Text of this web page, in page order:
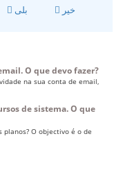
بلی خیر
O que devo fazer?
na sua conta de email,
de sistema. O que
O objectivo é o de